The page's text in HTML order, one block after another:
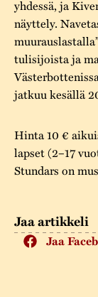
Jaa artikkeli
Jaa
yhdessä, ja
näyttely.
tulisijoista ja
jatkuu kesällä
Hinta 10 €
lapset (2–17
Stundars on